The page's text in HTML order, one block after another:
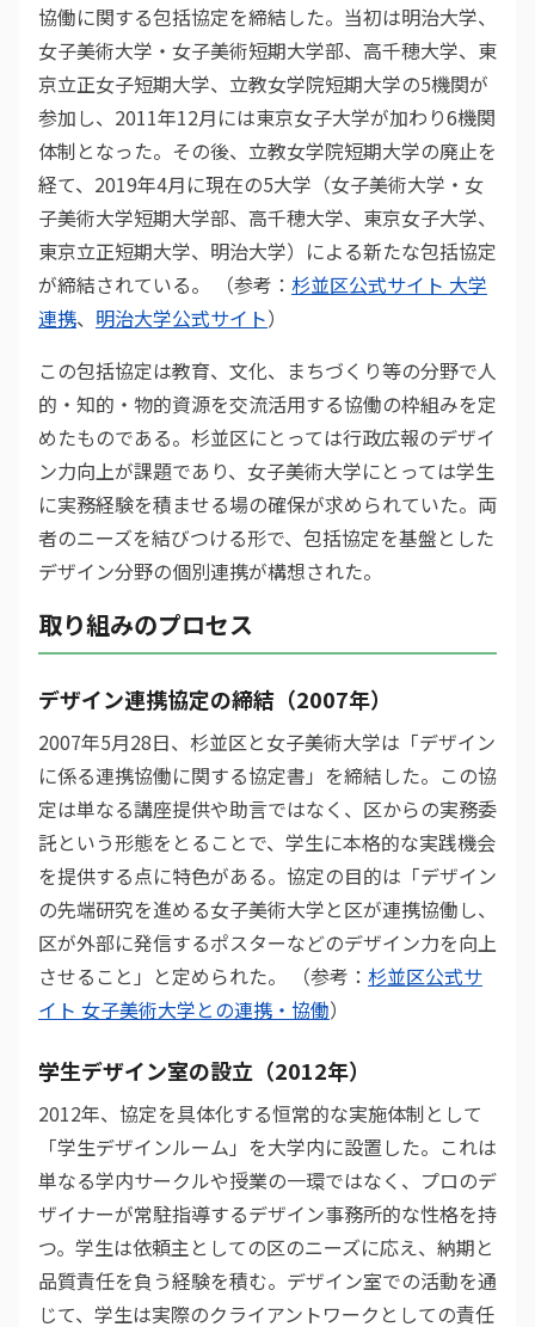
協働に関する包括協定を締結した。当初は明治大学、
女子美術大学・女子美術短期大学部、高千穂大学、東
京立正女子短期大学、立教女学院短期大学の5機関が
参加し、2011年12月には東京女子大学が加わり6機関
体制となった。その後、立教女学院短期大学の廃止を
経て、2019年4月に現在の5大学（女子美術大学・女
子美術大学短期大学部、高千穂大学、東京女子大学、
東京立正短期大学、明治大学）による新たな包括協定
が締結されている。 （参考： 杉並区公式サイト 大学
連携、 明治大学公式サイト）
この包括協定は教育、文化、まちづくり等の分野で人
的・知的・物的資源を交流活用する協働の枠組みを定
めたものである。杉並区にとっては行政広報のデザイ
ン力向上が課題であり、女子美術大学にとっては学生
に実務経験を積ませる場の確保が求められていた。両
者のニーズを結びつける形で、包括協定を基盤とした
デザイン分野の個別連携が構想された。
取り組みのプロセス
デザイン連携協定の締結（2007年）
2007年5月28日、杉並区と女子美術大学は「デザイン
に係る連携協働に関する協定書」を締結した。この協
定は単なる講座提供や助言ではなく、区からの実務委
託という形態をとることで、学生に本格的な実践機会
を提供する点に特色がある。協定の目的は「デザイン
の先端研究を進める女子美術大学と区が連携協働し、
区が外部に発信するポスターなどのデザイン力を向上
させること」と定められた。 （参考： 杉並区公式サ
イト 女子美術大学との連携・協働）
学生デザイン室の設立（2012年）
2012年、協定を具体化する恒常的な実施体制として
「学生デザインルーム」を大学内に設置した。これは
単なる学内サークルや授業の一環ではなく、プロのデ
ザイナーが常駐指導するデザイン事務所的な性格を持
つ。学生は依頼主としての区のニーズに応え、納期と
品質責任を負う経験を積む。デザイン室での活動を通
じて、学生は実際のクライアントワークとしての責任